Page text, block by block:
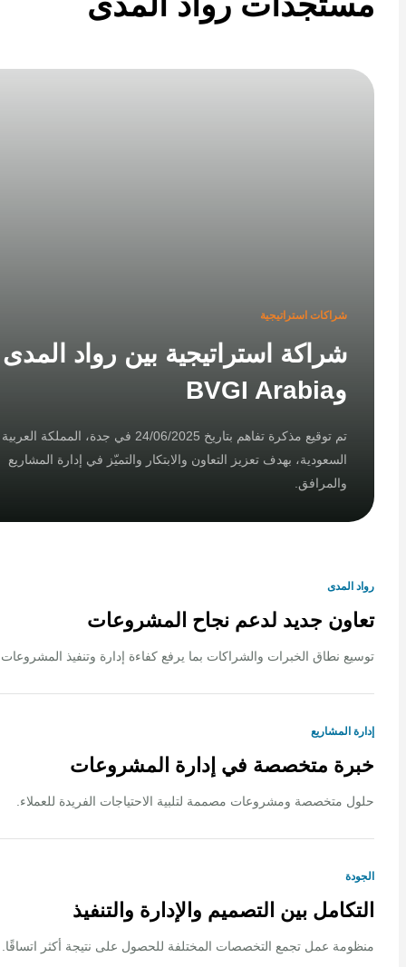
شراكات استراتيجية
شراكة استراتيجية بين رواد المدى
تم توقيع مذكرة تفاهم بتاريخ 24/06/2025 في جدة، المملكة العربية
السعودية، بهدف تعزيز التعاون والابتكار والتميّز في إدارة المشاريع
جديد لدعم نجاح المشروعات
نطاق الخبرات والشراكات بما يرفع كفاءة إدارة وتنفيذ المشروعات.
المشاريع
متخصصة في إدارة المشروعات
متخصصة ومشروعات مصممة لتلبية الاحتياجات الفريدة للعملاء.
بين التصميم والإدارة والتنفيذ
عمل تجمع التخصصات المختلفة للحصول على نتيجة أكثر اتساقًا.